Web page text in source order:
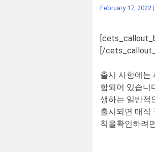
February 17, 2022 |
[/
출시 사항에는
함되어 있습니
생하는 일반적
출시되면 매직
칙을확인하려